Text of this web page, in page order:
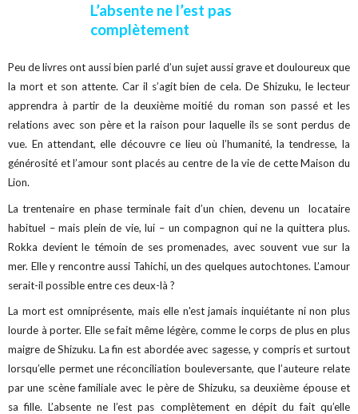
L’absente ne l’est pas
complètement
Peu de livres ont aussi bien parlé d’un sujet aussi grave et douloureux que
la mort et son attente. Car il s’agit bien de cela. De Shizuku, le lecteur
apprendra à partir de la deuxième moitié du roman son passé et les
relations avec son père et la raison pour laquelle ils se sont perdus de
vue. En attendant, elle découvre ce lieu où l’humanité, la tendresse, la
générosité et l’amour sont placés au centre de la vie de cette Maison du
Lion.
La trentenaire en phase terminale fait d’un chien, devenu un locataire
habituel – mais plein de vie, lui – un compagnon qui ne la quittera plus.
Rokka devient le témoin de ses promenades, avec souvent vue sur la
mer. Elle y rencontre aussi Tahichi, un des quelques autochtones. L’amour
serait-il possible entre ces deux-là ?
La mort est omniprésente, mais elle n'est jamais inquiétante ni non plus
lourde à porter. Elle se fait même légère, comme le corps de plus en plus
maigre de Shizuku. La fin est abordée avec sagesse, y compris et surtout
lorsqu’elle permet une réconciliation bouleversante, que l’auteure relate
par une scène familiale avec le père de Shizuku, sa deuxième épouse et
sa fille. L’absente ne l’est pas complètement en dépit du fait qu’elle